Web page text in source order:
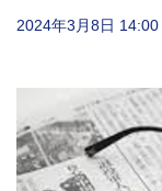
2024年3月8日 14:00